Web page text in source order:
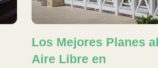
Los Mejores Planes al
Aire Libre en